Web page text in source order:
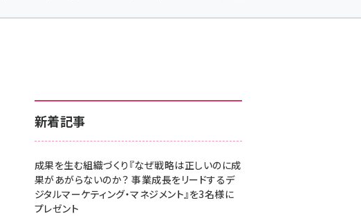
z世代 (1623)
meo (1277)
llmo (1166)
新着記事
成果を生む組織づくり『なぜ戦略は正しいのに成
果があがらないのか？ 事業成長をリードするデ
ジタルマーケティング・マネジメント』を3名様に
プレゼント